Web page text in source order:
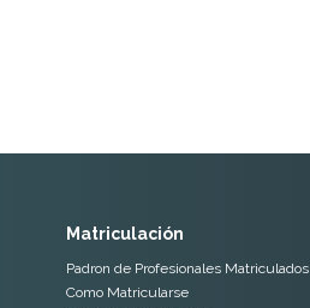
Matriculación
Padron de Profesionales Matriculados
Como Matricularse